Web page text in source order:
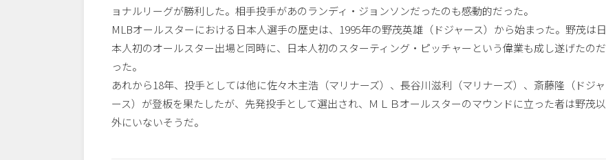
ョナルリーグが勝利した。相手投手があのランディ・ジョンソンだったのも感動的だった。
MLBオールスターにおける日本人選手の歴史は、1995年の野茂英雄（ドジャース）から始まった。野茂は日
本人初のオールスター出場と同時に、日本人初のスターティング・ピッチャーという偉業も成し遂げたのだ
った。
あれから18年、投手としては他に佐々木主浩（マリナーズ）、長谷川滋利（マリナーズ）、斎藤隆（ドジャ
ース）が登板を果たしたが、先発投手として選出され、ＭＬＢオールスターのマウンドに立った者は野茂以
外にいないそうだ。